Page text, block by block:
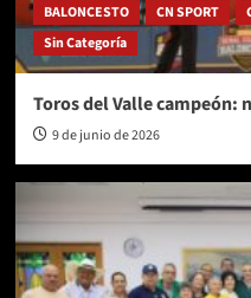
BALONCESTO CN SPORT
Sin Categoría
Toros del Valle campeón:
9 de junio de 2026